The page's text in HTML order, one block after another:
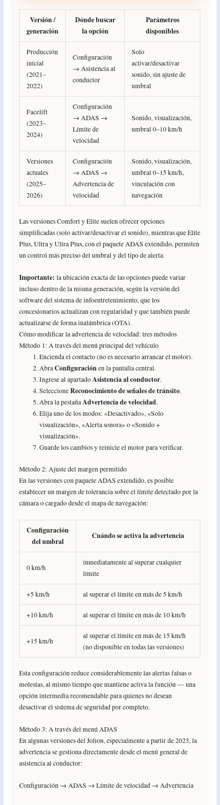
Versión /
generación
Dónde buscar
la opción
Parámetros
disponibles
Producción
inicial
(2021–
2022)
Configuración
→ Asistencia al
conductor
Solo
activar/desactivar
sonido, sin ajuste de
umbral
Facelift
(2023–
2024)
Configuración
→ ADAS →
Límite de
velocidad
Sonido, visualización,
umbral 0–10 km/h
Versiones
actuales
(2025–
2026)
Configuración
→ ADAS →
Advertencia de
velocidad
Sonido, visualización,
umbral 0–15 km/h,
vinculación con
navegación
Las versiones Comfort y Elite suelen ofrecer opciones
simplificadas (solo activar/desactivar el sonido), mientras que Elite
Plus, Ultra y Ultra Plus, con el paquete ADAS extendido, permiten
un control más preciso del umbral y del tipo de alerta.
Importante: la ubicación exacta de las opciones puede variar
incluso dentro de la misma generación, según la versión del
software del sistema de infoentretenimiento, que los
concesionarios actualizan con regularidad y que también puede
actualizarse de forma inalámbrica (OTA).
Cómo modificar la advertencia de velocidad: tres métodos
Método 1: A través del menú principal del vehículo
Encienda el contacto (no es necesario arrancar el motor).
AbraConfiguraciónen la pantalla central.
Ingrese al apartadoAsistencia al conductor.
SeleccioneReconocimiento de señales de tránsito.
Abra la pestañaAdvertencia de velocidad.
Elija uno de los modos: «Desactivado», «Solo
visualización», «Alerta sonora» o «Sonido +
visualización».
Guarde los cambios y reinicie el motor para verificar.
Método 2: Ajuste del margen permitido
En las versiones con paquete ADAS extendido, es posible
establecer un margen de tolerancia sobre el límite detectado por la
cámara o cargado desde el mapa de navegación:
Configuración
del umbral
Cuándo se activa la advertencia
0 km/h
inmediatamente al superar cualquier
límite
+5 km/h al superar el límite en más de 5 km/h
+10 km/h al superar el límite en más de 10 km/h
+15 km/h
al superar el límite en más de 15 km/h
(no disponible en todas las versiones)
Esta configuración reduce considerablemente las alertas falsas o
molestas, al mismo tiempo que mantiene activa la función — una
opción intermedia recomendable para quienes no desean
desactivar el sistema de seguridad por completo.
Método 3: A través del menú ADAS
En algunas versiones del Jolion, especialmente a partir de 2023, la
advertencia se gestiona directamente desde el menú general de
asistencia al conductor:
Configuración → ADAS → Límite de velocidad → Advertencia